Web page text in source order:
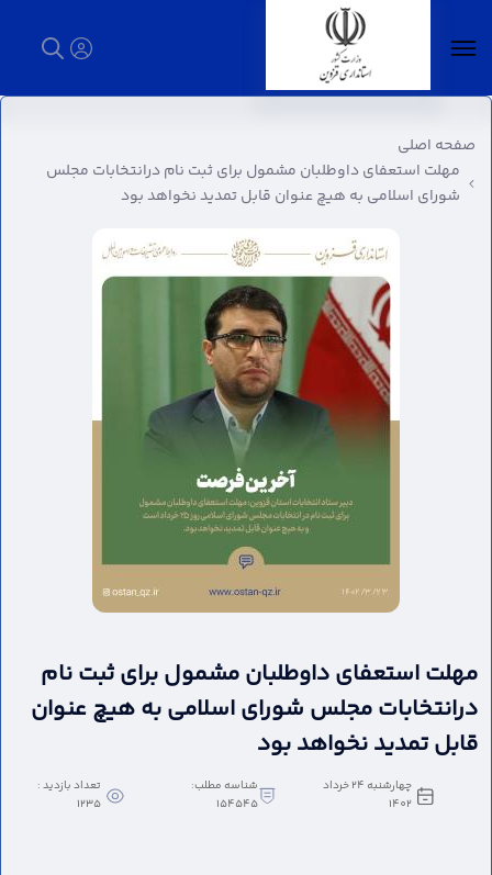
مهلت استعفای داوطلبان مشمول برای ثبت نام
درانتخابات مجلس شورای اسلامی به هیچ عنوان
قابل تمدید نخواهد بود - استانداری قزوین
صفحه اصلی
مهلت استعفای داوطلبان مشمول برای ثبت نام درانتخابات مجلس
شورای اسلامی به هیچ عنوان قابل تمدید نخواهد بود
مهلت استعفای داوطلبان مشمول برای ثبت نام
درانتخابات مجلس شورای اسلامی به هیچ عنوان
قابل تمدید نخواهد بود
چهارشنبه 24 خرداد
1402
شناسه مطلب:
154545
تعداد بازدید :
1235